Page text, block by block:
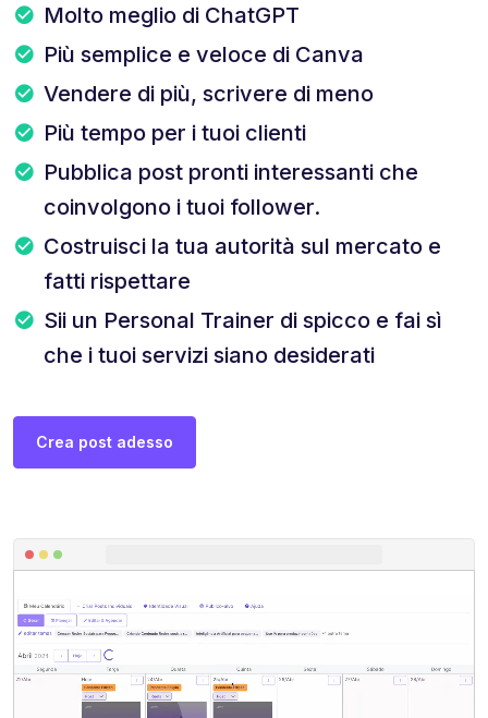
Molto meglio di ChatGPT
Più semplice e veloce di Canva
Vendere di più, scrivere di meno
Più tempo per i tuoi clienti
Pubblica post pronti interessanti che
coinvolgono i tuoi follower.
Costruisci la tua autorità sul mercato e
fatti rispettare
Sii un Personal Trainer di spicco e fai sì
che i tuoi servizi siano desiderati
Crea post adesso